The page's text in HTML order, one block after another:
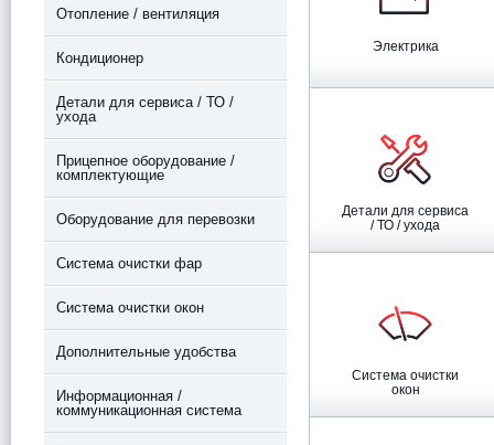
Отопление / вентиляция
Кондиционер
Детали для сервиса / ТО /
ухода
Прицепное оборудование /
комплектующие
Оборудование для перевозки
Система очистки фар
Система очистки окон
Дополнительные удобства
Информационная /
коммуникационная система
Электрика
Детали для сервиса
/ ТО / ухода
Система очистки
окон